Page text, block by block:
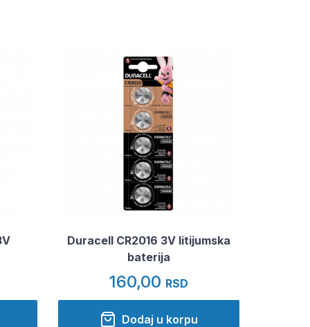
Duracell CR2016 3V litijumska
baterija
160,00 RSD
Dodaj u korpu